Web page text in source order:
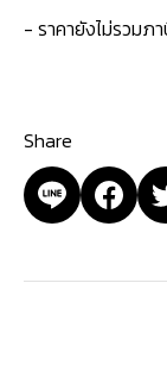
- ราคายังไม่รวมภ
Share